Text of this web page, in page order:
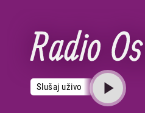
sadržaj
Slušaj uživo